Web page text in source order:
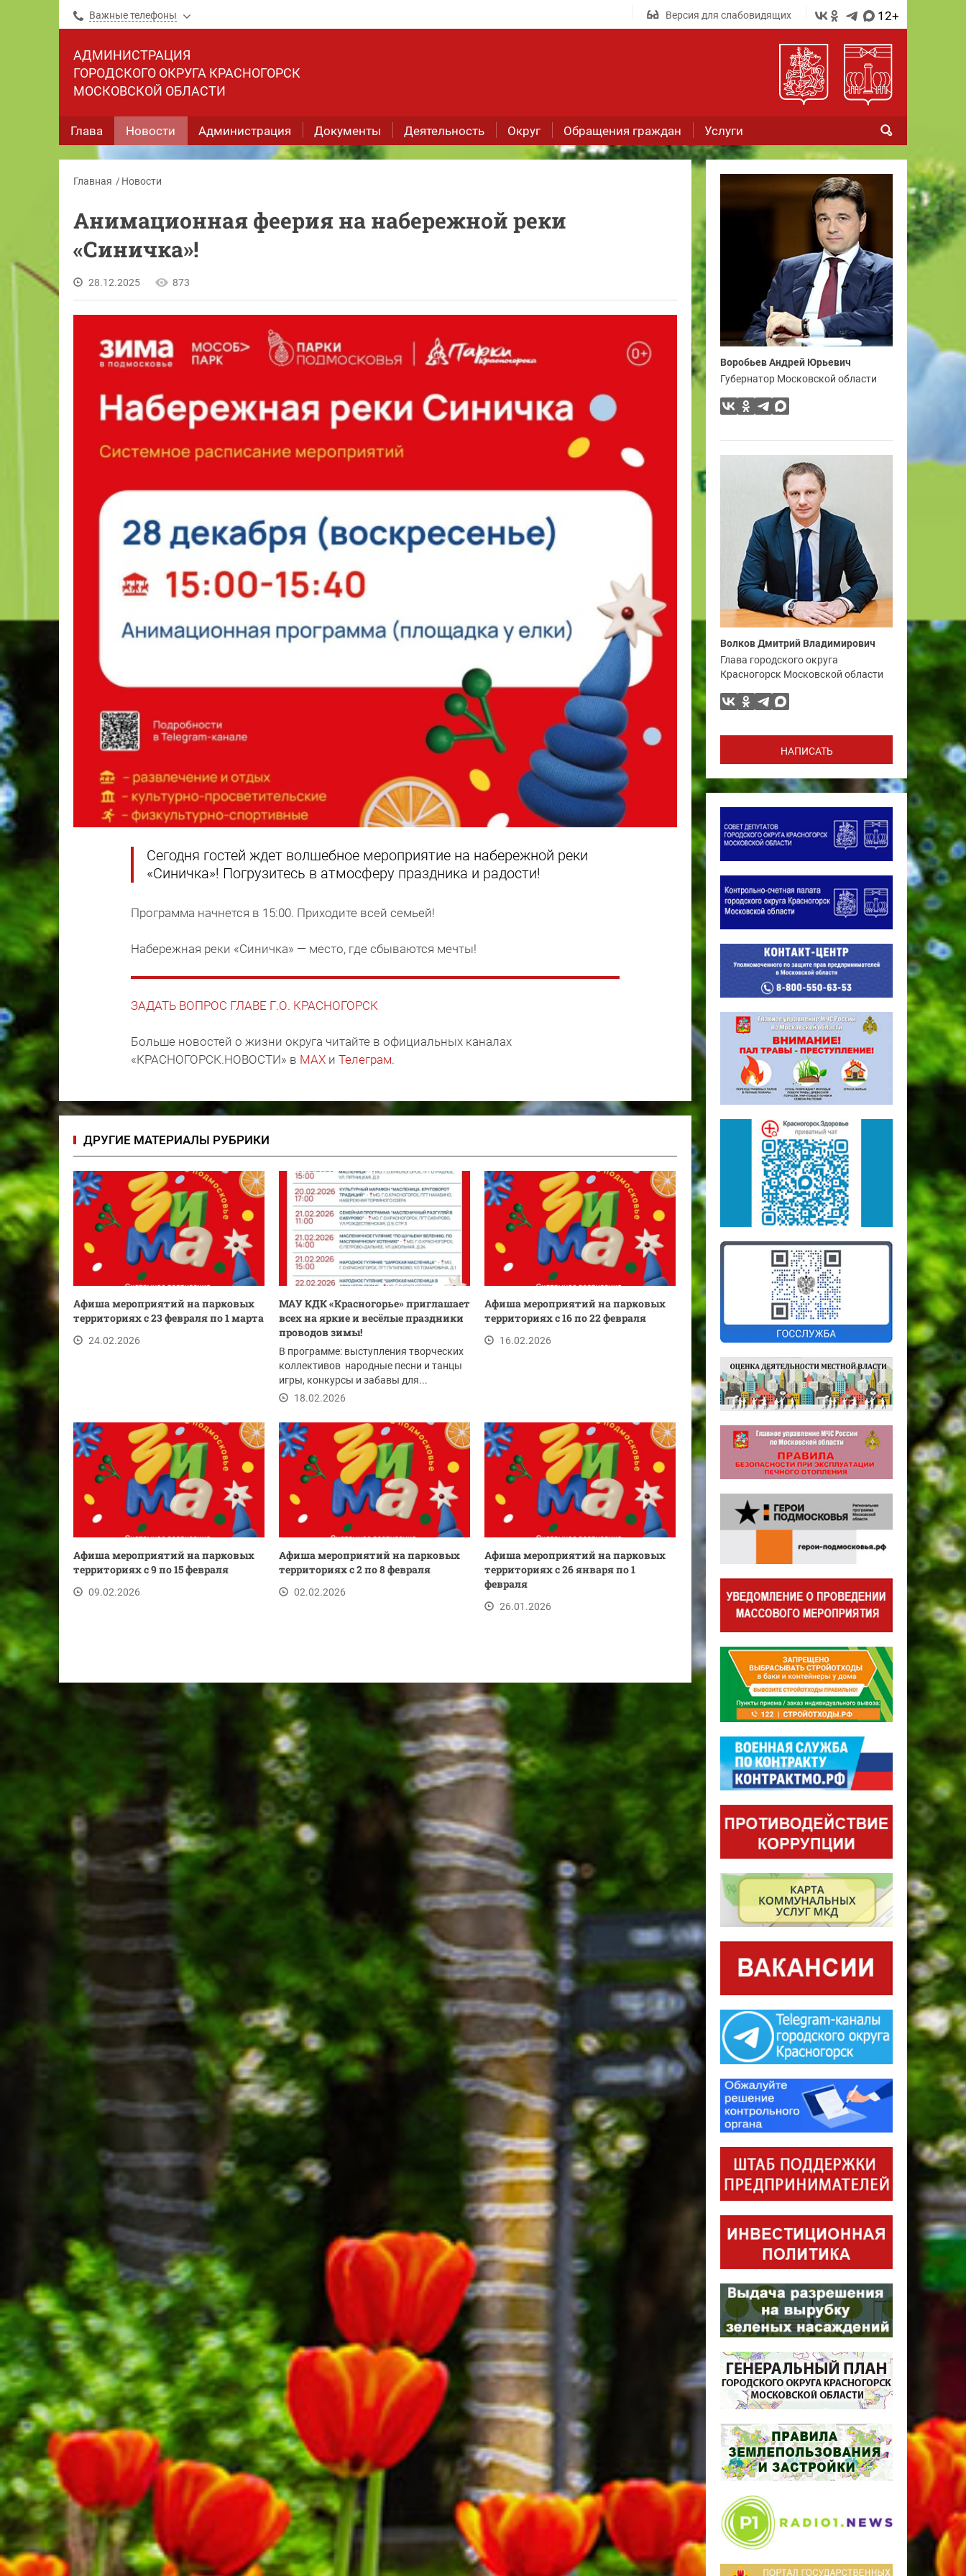
Важные телефоны Версия для слабовидящих 12+
АДМИНИСТРАЦИЯ
ГОРОДСКОГО ОКРУГА КРАСНОГОРСК
МОСКОВСКОЙ ОБЛАСТИ
Глава Новости Администрация Документы Деятельность Округ Обращения граждан Услуги
Главная Новости
Анимационная феерия на набережной реки
«Синичка»!
28.12.2025 873
Сегодня гостей ждет волшебное мероприятие на набережной реки
«Синичка»! Погрузитесь в атмосферу праздника и радости!
Программа начнется в 15:00. Приходите всей семьей!
Набережная реки «Синичка» — место, где сбываются мечты!
ЗАДАТЬ ВОПРОС ГЛАВЕ Г.О. КРАСНОГОРСК
Больше новостей о жизни округа читайте в официальных каналах
«КРАСНОГОРСК.НОВОСТИ» в MAX и Телеграм.
ДРУГИЕ МАТЕРИАЛЫ РУБРИКИ
Афиша мероприятий на парковых
территориях с 23 февраля по 1 марта
24.02.2026
МАУ КДК «Красногорье» приглашает
всех на яркие и весёлые праздники
проводов зимы!
В программе: выступления творческих
коллективов народные песни и танцы
игры, конкурсы и забавы для...
18.02.2026
Афиша мероприятий на парковых
территориях с 16 по 22 февраля
16.02.2026
Афиша мероприятий на парковых
территориях с 9 по 15 февраля
09.02.2026
Афиша мероприятий на парковых
территориях с 2 по 8 февраля
02.02.2026
Афиша мероприятий на парковых
территориях с 26 января по 1
февраля
26.01.2026
Воробьев Андрей Юрьевич
Губернатор Московской области
Волков Дмитрий Владимирович
Глава городского округа
Красногорск Московской области
НАПИСАТЬ